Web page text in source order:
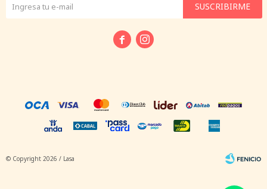
SUSCRIBIRME
 
© Copyright 2026 / Lasa